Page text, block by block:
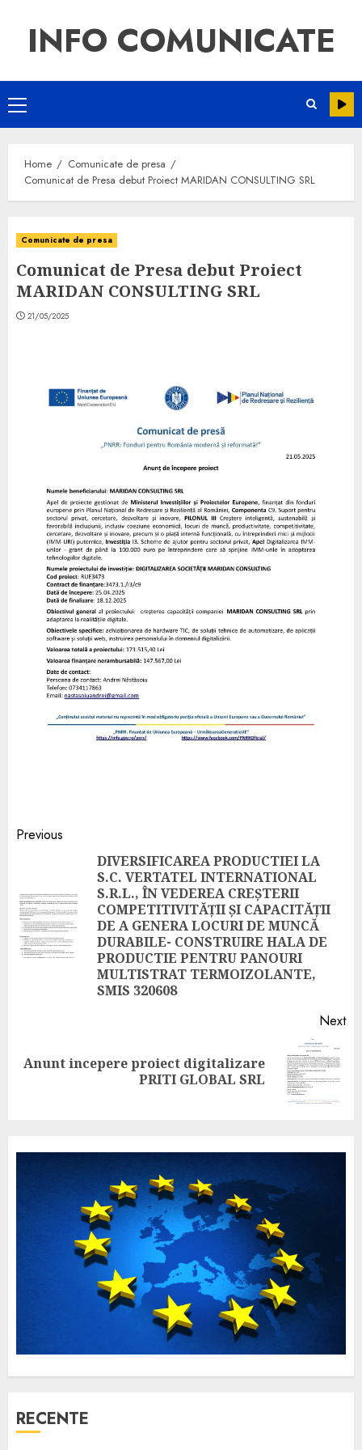
INFO COMUNICATE
Home
Comunicate de presa
Comunicat de Presa debut Proiect MARIDAN CONSULTING SRL
Comunicate de presa
Comunicat de Presa debut Proiect
MARIDAN CONSULTING SRL
21/05/2025
Previous
DIVERSIFICAREA PRODUCTIEI LA
S.C. VERTATEL INTERNATIONAL
S.R.L., ÎN VEDEREA CREȘTERII
COMPETITIVITĂȚII ȘI CAPACITĂȚII
DE A GENERA LOCURI DE MUNCĂ
DURABILE- CONSTRUIRE HALA DE
PRODUCTIE PENTRU PANOURI
MULTISTRAT TERMOIZOLANTE,
SMIS 320608
Next
Anunt incepere proiect digitalizare
PRITI GLOBAL SRL
RECENTE